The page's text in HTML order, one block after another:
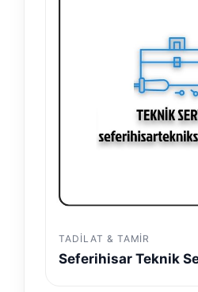
TADILAT & TAMIR
Seferihisar Teknik